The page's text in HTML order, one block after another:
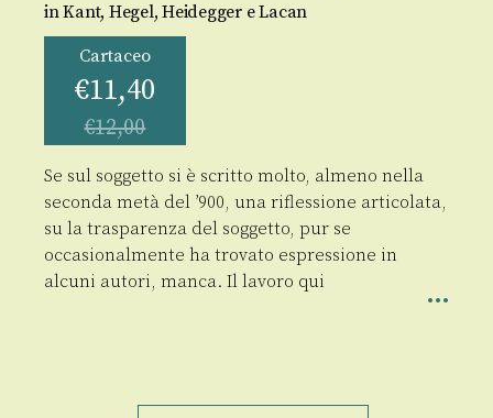
in Kant, Hegel, Heidegger e Lacan
Cartaceo
€11,40
€12,00
Se sul soggetto si è scritto molto, almeno nella
seconda metà del ’900, una riflessione articolata,
su la trasparenza del soggetto, pur se
occasionalmente ha trovato espressione in
alcuni autori, manca. Il lavoro qui